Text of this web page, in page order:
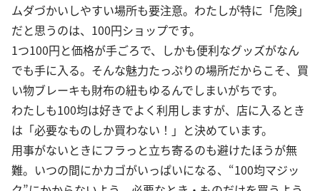
ムダづかいしやすい場所も要注意。わたしが特に「危険」
だと思うのは、100円ショップです。
1つ100円と価格が手ごろで、しかも便利なグッズがなん
でも手に入る。そんな魅力たっぷりの場所だからこそ、買
い物ブレーキも財布の紐もゆるんでしまいがちです。
わたしも100均は好きでよく利用しますが、店に入るとき
は「必要なものしか買わない！」と決めています。
用事がないときにフラっと立ち寄るのも避けたほうが無
難。いつの間にかカゴがいっぱいになる、“100均マジッ